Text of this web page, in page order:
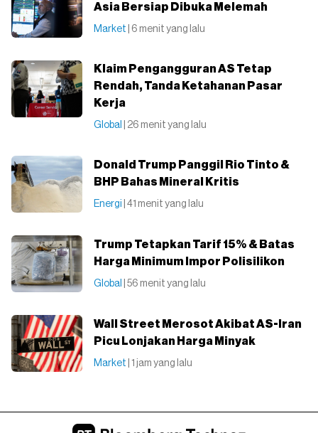
Asia Bersiap Dibuka Melemah
Market | 6 menit yang lalu
Klaim Pengangguran AS Tetap
Rendah, Tanda Ketahanan Pasar
Kerja
Global | 26 menit yang lalu
Donald Trump Panggil Rio Tinto &
BHP Bahas Mineral Kritis
Energi | 41 menit yang lalu
Trump Tetapkan Tarif 15% & Batas
Harga Minimum Impor Polisilikon
Global | 56 menit yang lalu
Wall Street Merosot Akibat AS-Iran
Picu Lonjakan Harga Minyak
Market | 1 jam yang lalu